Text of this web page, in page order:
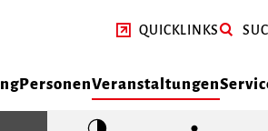
QUICKLINKS
PersonenVeranstaltungen